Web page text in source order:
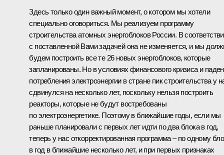
Здесь только один важный момент, о котором мы хотели
специально оговориться. Мы реализуем программу
строительства атомных энергоблоков России. В
с поставленной Вами задачей она не изменяется, и мы
будем построить все те 26 новых энергоблоков, которые
запланированы. Но в условиях финансового кризиса и
потребления электроэнергии в стране пик строительства у
сдвинулся на несколько лет, поскольку нельзя построить
реакторы, которые не будут востребованы
по электроэнергетике. Поэтому в ближайшие годы, если мы
раньше планировали с первых лет идти по два блока в год,
теперь у нас откорректированная программа – по одному
в год в ближайшие несколько лет, и при первых признаках